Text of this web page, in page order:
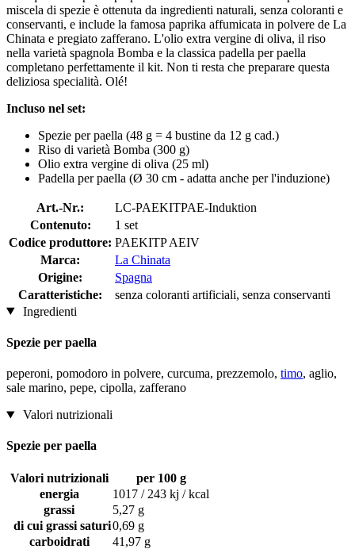
miscela di spezie è ottenuta da ingredienti naturali, senza coloranti e
conservanti, e include la famosa paprika affumicata in polvere de La
Chinata e pregiato zafferano. L'olio extra vergine di oliva, il riso
nella varietà spagnola Bomba e la classica padella per paella
completano perfettamente il kit. Non ti resta che preparare questa
deliziosa specialità. Olé!
Incluso nel set:
Spezie per paella (48 g = 4 bustine da 12 g cad.)
Riso di varietà Bomba (300 g)
Olio extra vergine di oliva (25 ml)
Padella per paella (Ø 30 cm - adatta anche per l'induzione)
Art.-Nr.:
LC-PAEKITPAE-Induktion
Contenuto:
1 set
Codice produttore: PAEKITP AEIV
Marca:
La Chinata
Origine:
Spagna
Caratteristiche:
senza coloranti artificiali, senza conservanti
Ingredienti
Spezie per paella
peperoni, pomodoro in polvere, curcuma, prezzemolo, timo, aglio,
sale marino, pepe, cipolla, zafferano
Valori nutrizionali
Spezie per paella
Valori nutrizionali
per 100 g
energia
1017 / 243 kj / kcal
grassi
5,27 g
di cui grassi saturi0,69 g
carboidrati
41,97 g